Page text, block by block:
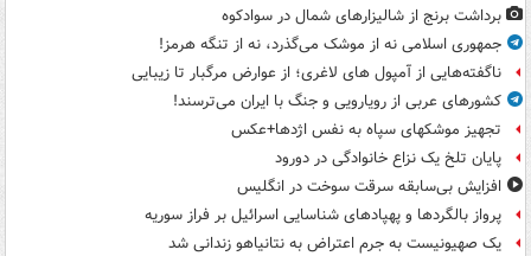
برداشت برنج از شالیزارهای شمال در سوادکوه
جمهوری اسلامی نه از موشک می‌گذرد، نه از تنگه هرمز!
ناگفته‌هایی از آمپول های لاغری؛ از عوارض مرگبار تا زیبایی
کشورهای عربی از رویارویی و جنگ با ایران می‌ترسند!
تجهیز موشکهای سپاه به نفس اژدها+عکس
پایان تلخ یک نزاع خانوادگی در دورود
افزایش بی‌سابقه سرقت سوخت در انگلیس
پرواز بالگردها و پهپادهای شناسایی اسرائیل بر فراز سوریه
یک صهیونیست به جرم اعتراض به نتانیاهو زندانی شد